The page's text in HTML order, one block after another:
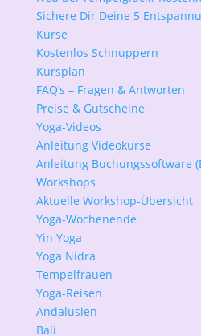
Sichere Dir Deine 5
Kurse
Kostenlos Schnuppern
Kursplan
FAQ’s – Fragen & Antworten
Preise & Gutscheine
Yoga-Videos
Anleitung Videokurse
Anleitung Buchungssoftware
Workshops
Aktuelle Workshop-Übersicht
Yoga-Wochenende
Yin Yoga
Yoga Nidra
Tempelfrauen
Yoga-Reisen
Andalusien
Bali